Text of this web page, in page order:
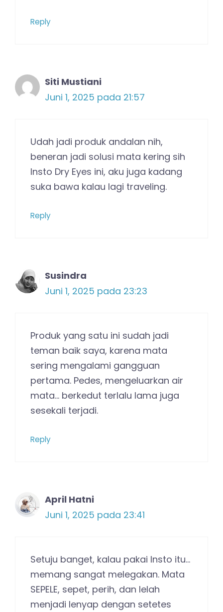
Reply
Siti Mustiani
Juni 1, 2025 pada 21:57
Udah jadi produk andalan nih,
beneran jadi solusi mata kering sih
Insto Dry Eyes ini, aku juga kadang
suka bawa kalau lagi traveling.
Reply
Susindra
Juni 1, 2025 pada 23:23
Produk yang satu ini sudah jadi
teman baik saya, karena mata
sering mengalami gangguan
pertama. Pedes, mengeluarkan air
mata… berkedut terlalu lama juga
sesekali terjadi.
Reply
April Hatni
Juni 1, 2025 pada 23:41
Setuju banget, kalau pakai Insto itu…
memang sangat melegakan. Mata
SEPELE, sepet, perih, dan lelah
menjadi lenyap dengan setetes